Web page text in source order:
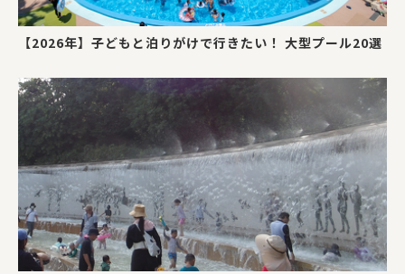
【2026年】子どもと泊りがけで行きたい！ 大型プール20選